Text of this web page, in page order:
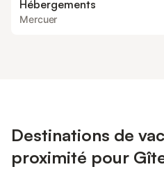
Hébergements
Mercuer
Destinations de
proximité pour